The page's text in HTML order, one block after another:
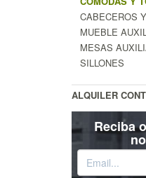
CABECEROS
MUEBLE
MESAS
SILLONES
ALQUILER
Reciba